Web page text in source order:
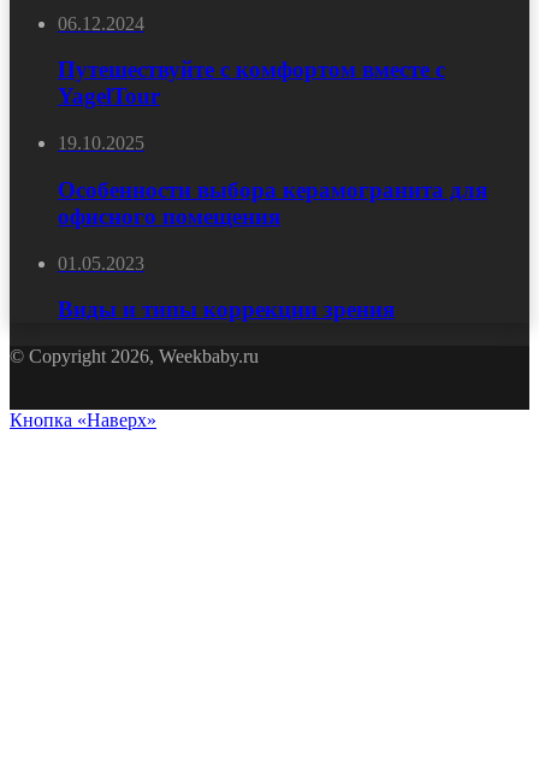
06.12.2024
Путешествуйте с комфортом вместе с
YagelTour
19.10.2025
Особенности выбора керамогранита для
офисного помещения
01.05.2023
Виды и типы коррекции зрения
© Copyright 2026, Weekbaby.ru
Кнопка «Наверх»